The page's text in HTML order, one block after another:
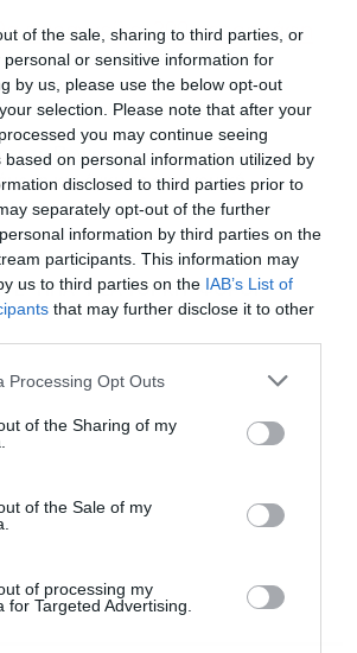
of the sale, sharing to third parties, or
or sensitive information for
by us, please use the below opt-out
selection. Please note that after your
you may continue seeing
based on personal information utilized by
disclosed to third parties prior to
separately opt-out of the further
information by third parties on the
participants. This information may
us to third parties on the IAB’s List of
that may further disclose it to other
Processing Opt Outs
of the Sharing of my
of the Sale of my
of processing my
for Targeted Advertising.
παραγγείλει 200 ​​αεροσκάφη
το Powergame.gr στοGoogle
και έγκυρη οικονομική
ΗΠΑ ΝΕΑ ΥΟΡΚΗ ΦΟΡΟΙ